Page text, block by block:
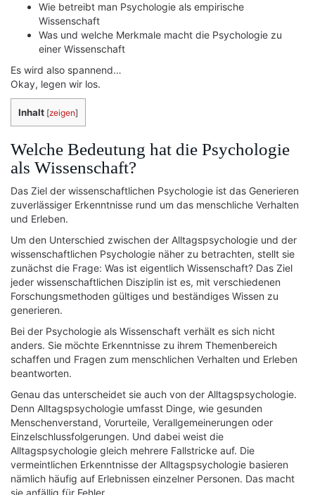
Wie betreibt man Psychologie als empirische
Wissenschaft
Was und welche Merkmale macht die Psychologie zu
einer Wissenschaft
Es wird also spannend…
Okay, legen wir los.
Inhalt [zeigen]
Welche Bedeutung hat die Psychologie
als Wissenschaft?
Das Ziel der wissenschaftlichen Psychologie ist das Generieren
zuverlässiger Erkenntnisse rund um das menschliche Verhalten
und Erleben.
Um den Unterschied zwischen der Alltagspsychologie und der
wissenschaftlichen Psychologie näher zu betrachten, stellt sie
zunächst die Frage: Was ist eigentlich Wissenschaft? Das Ziel
jeder wissenschaftlichen Disziplin ist es, mit verschiedenen
Forschungsmethoden gültiges und beständiges Wissen zu
generieren.
Bei der Psychologie als Wissenschaft verhält es sich nicht
anders. Sie möchte Erkenntnisse zu ihrem Themenbereich
schaffen und Fragen zum menschlichen Verhalten und Erleben
beantworten.
Genau das unterscheidet sie auch von der Alltagspsychologie.
Denn Alltagspsychologie umfasst Dinge, wie gesunden
Menschenverstand, Vorurteile, Verallgemeinerungen oder
Einzelschlussfolgerungen. Und dabei weist die
Alltagspsychologie gleich mehrere Fallstricke auf. Die
vermeintlichen Erkenntnisse der Alltagspsychologie basieren
nämlich häufig auf Erlebnissen einzelner Personen. Das macht
sie anfällig für Fehler.